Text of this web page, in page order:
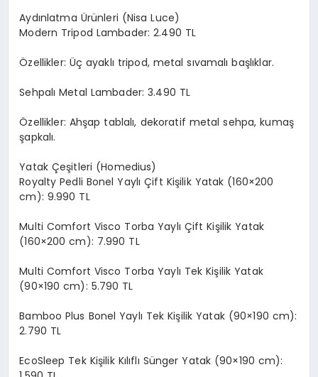
Aydınlatma Ürünleri (Nisa Luce)
Modern Tripod Lambader: 2.490 TL
Özellikler: Üç ayaklı tripod, metal sıvamalı başlıklar.
Sehpalı Metal Lambader: 3.490 TL
Özellikler: Ahşap tablalı, dekoratif metal sehpa, kumaş
şapkalı.
Yatak Çeşitleri (Homedius)
Royalty Pedli Bonel Yaylı Çift Kişilik Yatak (160×200
cm): 9.990 TL
Multi Comfort Visco Torba Yaylı Çift Kişilik Yatak
(160×200 cm): 7.990 TL
Multi Comfort Visco Torba Yaylı Tek Kişilik Yatak
(90×190 cm): 5.790 TL
Bamboo Plus Bonel Yaylı Tek Kişilik Yatak (90×190 cm):
2.790 TL
EcoSleep Tek Kişilik Kılıflı Sünger Yatak (90×190 cm):